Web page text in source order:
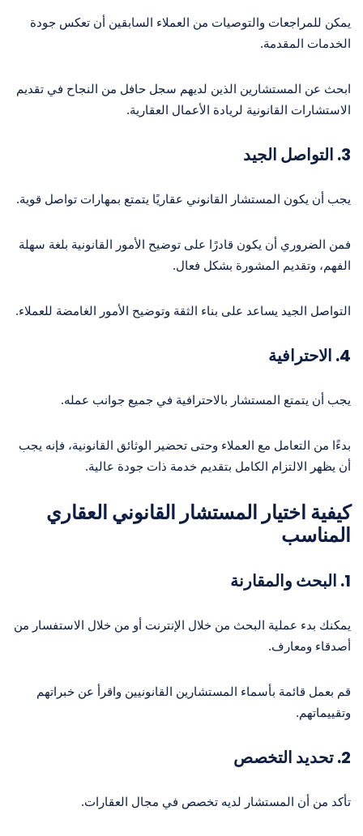
يمكن للمراجعات والتوصيات من العملاء السابقين أن تعكس جودة
الخدمات المقدمة.
ابحث عن المستشارين الذين لديهم سجل حافل من النجاح في تقديم
الاستشارات القانونية لريادة الأعمال العقارية.
3. التواصل الجيد
يجب أن يكون المستشار القانوني عقاريًا يتمتع بمهارات تواصل قوية.
فمن الضروري أن يكون قادرًا على توضيح الأمور القانونية بلغة سهلة
الفهم، وتقديم المشورة بشكل فعال.
التواصل الجيد يساعد على بناء الثقة وتوضيح الأمور الغامضة للعملاء.
4. الاحترافية
يجب أن يتمتع المستشار بالاحترافية في جميع جوانب عمله.
بدءًا من التعامل مع العملاء وحتى تحضير الوثائق القانونية، فإنه يجب
أن يظهر الالتزام الكامل بتقديم خدمة ذات جودة عالية.
كيفية اختيار المستشار القانوني العقاري
المناسب
1. البحث والمقارنة
يمكنك بدء عملية البحث من خلال الإنترنت أو من خلال الاستفسار من
أصدقاء ومعارف.
قم بعمل قائمة بأسماء المستشارين القانونيين واقرأ عن خبراتهم
وتقييماتهم.
2. تحديد التخصص
تأكد من أن المستشار لديه تخصص في مجال العقارات.